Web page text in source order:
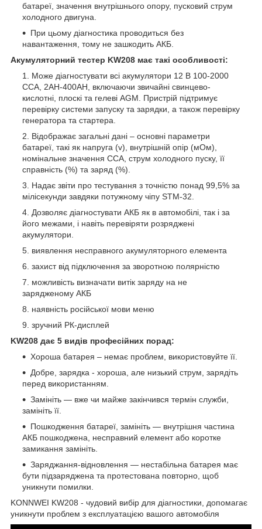
батареї, значення внутрішнього опору, пусковий струм
холодного двигуна.
При цьому діагностика проводиться без
навантаження, тому не зашкодить АКБ.
Акумуляторний тестер KW208 має такі особливості:
Може діагностувати всі акумулятори 12 В 100-2000
CCA, 2AH-400AH, включаючи звичайні свинцево-
кислотні, плоскі та гелеві AGM. Пристрій підтримує
перевірку системи запуску та зарядки, а також перевірку
генератора та стартера.
Відображає загальні дані – основні параметри
батареї, такі як напруга (v), внутрішній опір (мОм),
номінальне значення CCA, струм холодного пуску, її
справність (%) та заряд (%).
Надає звіти про тестування з точністю понад 99,5% за
мілісекунди завдяки потужному чіпу STM-32.
Дозволяє діагностувати АКБ як в автомобілі, так і за
його межами, і навіть перевіряти розряджені
акумулятори.
виявлення несправного акумуляторного елемента
захист від підключення за зворотною полярністю
можливість визначати витік заряду на не
зарядженому АКБ
наявність російської мови меню
зручний РК-дисплей
KW208 дає 5 видів професійних порад:
Хороша батарея – немає проблем, використовуйте її.
Добре, зарядка - хороша, але низький струм, зарядіть
перед використанням.
Замініть — вже чи майже закінчився термін служби,
замініть її.
Пошкодження батареї, замініть — внутрішня частина
АКБ пошкоджена, несправний елемент або коротке
замикання замініть.
Заряджання-відновлення — нестабільна батарея має
бути підзаряджена та протестована повторно, щоб
уникнути помилки.
KONNWEI KW208 - чудовий вибір для діагностики, допомагає
уникнути проблем з експлуатацією вашого автомобіля